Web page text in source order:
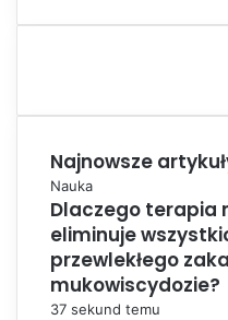
Najnowsze
Nauka
Dlaczego terapia
eliminuje
przewlekłego
mukowiscydozie?
37 sekund temu